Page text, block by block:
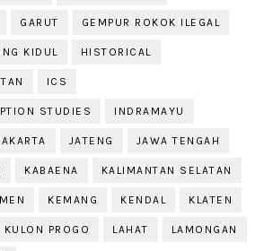
GARUT GEMPUR ROKOK ILEGAL
KIDUL HISTORICAL
ICS
STUDIES INDRAMAYU
JATENG JAWA TENGAH
KABAENA KALIMANTAN SELATAN
KEMANG KENDAL KLATEN
KULON PROGO LAHAT LAMONGAN